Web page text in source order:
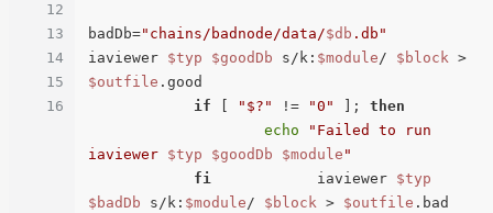
12
13
14
15
16
badDb="chains/badnode/data/$db .db"
iaviewer $typ $goodDb s/k: $module/ $block
$outfile .good
if
"$?" != "0" ]; then
echo
"Failed to run
iaviewer $typ $goodDb $module "
fi
            iaviewer
$typ
$badDb s/k: $module/ $block > $outfile .bad